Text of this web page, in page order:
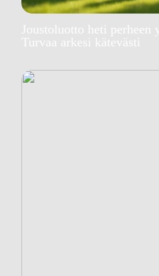
Joustoluotto heti
Turvaa arkesi kätevästi